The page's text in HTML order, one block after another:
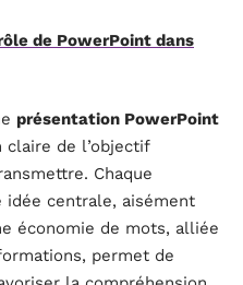
de PowerPoint dans
présentation PowerPoint
de l’objectif
Chaque
idée centrale, aisément
économie de mots, alliée
permet de